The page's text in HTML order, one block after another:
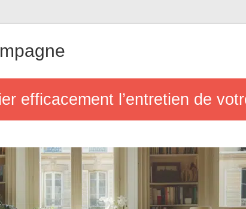
efficacement l’entretien de